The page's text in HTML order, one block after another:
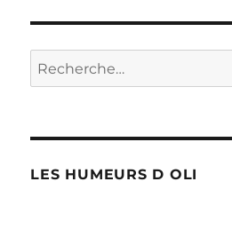
!
Recherche
pour :
LES HUMEURS D OLI